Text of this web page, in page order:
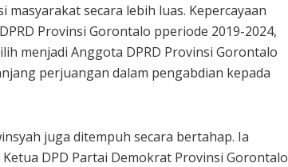
secara lebih luas. Kepercayaan
Provinsi Gorontalo pperiode 2019-2024,
menjadi Anggota DPRD Provinsi Gorontalo
perjuangan dalam pengabdian kepada
juga ditempuh secara bertahap. Ia
DPD Partai Demokrat Provinsi Gorontalo